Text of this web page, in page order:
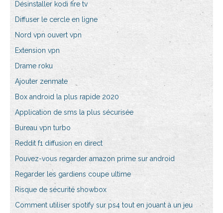
Désinstaller kodi fire tv
Diffuser le cercle en ligne
Nord vpn ouvert vpn
Extension vpn
Drame roku
Ajouter zenmate
Box android la plus rapide 2020
Application de sms la plus sécurisée
Bureau vpn turbo
Reddit f1 diffusion en direct
Pouvez-vous regarder amazon prime sur android
Regarder les gardiens coupe ultime
Risque de sécurité showbox
Comment utiliser spotify sur ps4 tout en jouant à un jeu